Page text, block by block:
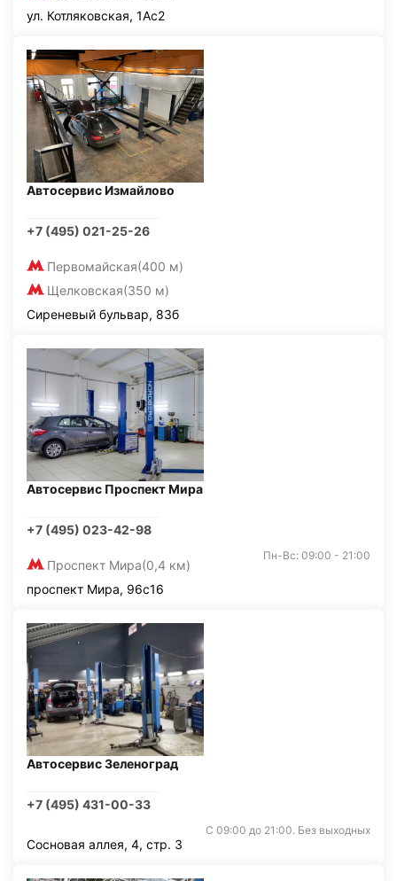
ул. Котляковская, 1Ас2
Автосервис Измайлово
+7 (495) 021-25-26
Первомайская(400 м)
Щелковская(350 м)
Сиреневый бульвар, 83б
Автосервис Проспект Мира
+7 (495) 023-42-98
Проспект Мира(0,4 км)
Пн-Вс: 09:00 - 21:00
проспект Мира, 96с16
Автосервис Зеленоград
+7 (495) 431-00-33
С 09:00 до 21:00. Без выходных
Сосновая аллея, 4, стр. 3